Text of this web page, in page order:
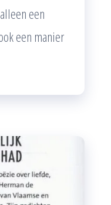
een
een manier